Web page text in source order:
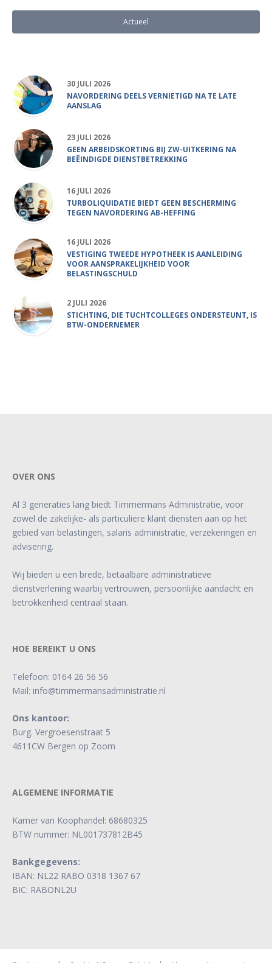
Actueel
30 JULI 2026
NAVORDERING DEELS VERNIETIGD NA TE LATE
AANSLAG
23 JULI 2026
GEEN ARBEIDSKORTING BIJ ZW-UITKERING NA
BEËINDIGDE DIENSTBETREKKING
16 JULI 2026
TURBOLIQUIDATIE BIEDT GEEN BESCHERMING
TEGEN NAVORDERING AB-HEFFING
16 JULI 2026
VESTIGING TWEEDE HYPOTHEEK IS AANLEIDING
VOOR AANSPRAKELIJKHEID VOOR
BELASTINGSCHULD
2 JULI 2026
STICHTING, DIE TUCHTCOLLEGES ONDERSTEUNT, IS
BTW-ONDERNEMER
OVER ONS
Al 3 generaties lang biedt Timmermans Administratie, voor
zowel de zakelijke- als particuliere klant diensten aan op het
gebied van belastingen, salaris administratie, verzekeringen en
advisering.
Wij bieden u een brede, betaalbare administratieve
dienstverlening waarbij vertrouwen, persoonlijke aandacht en
betrokkenheid centraal staan.
HOE BEREIKT U ONS
Telefoon: 0164 26 56 56
Mail: info@timmermansadministratie.nl
Ons kantoor:
Burg. Vergroesenstraat 5
4611CW Bergen op Zoom
ALGEMENE INFORMATIE
Kamer van Koophandel: 68680325
BTW nummer: NL001737812B45
Bankgegevens:
IBAN: NL22 RABO 0318 1367 67
BIC: RABONL2U